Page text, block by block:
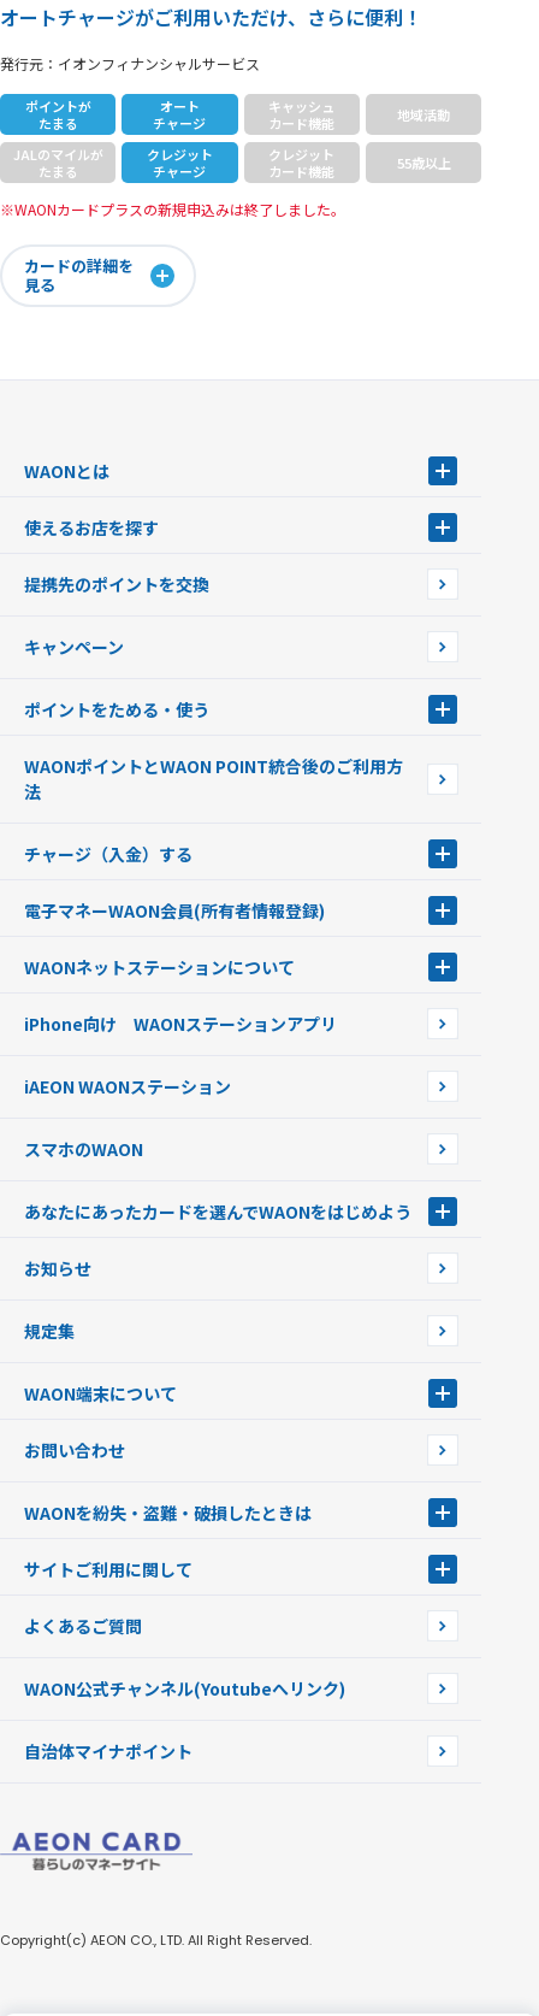
オートチャージがご利用いただけ、さらに便利！
発行元：イオンフィナンシャルサービス
ポイントが
たまる
オート
チャージ
キャッシュ
カード機能 地域活動
JALのマイルが
たまる
クレジット
チャージ
クレジット
カード機能 55歳以上
WAONカードプラスの新規申込みは終了しました。
カードの詳細を
見る
WAONとは
WAONを申込む
インターネット上でのお買い物について（ネット決済）
使えるお店を探す
店舗検索
イオン銀行ATM設置場所
提携先のポイントを交換
キャンペーン
ポイントをためる・使う
ポイントの有効期限について
WAONポイントとWAON POINT統合後のご利用方
法
チャージ（入金）する
現金でチャージする
銀行口座・ATMからチャージする
オートチャージ
ポイントからチャージする
チャージ上限金額の変更について
電子マネーWAON会員(所有者情報登録)
WAON POINTサービス会員登録に伴う個人データの共同利用のお知
WAONネットステーションについて
WAONネットステーションWAON端末について
iPhone向け WAONステーションアプリ
iAEON WAONステーション
スマホのWAON
あなたにあったカードを選んでWAONをはじめよう
フードバンク応援WAON
ご当地WAON
G.G WAON
WAONカード・WAONカードプラス
モバイルWAON
提携WAONカード
お知らせ
規定集
WAON端末について
WAONネットステーション
新型WAONステーション
WAONチャージャーmini
お問い合わせ
WAONを紛失・盗難・破損したときは
WAONカードの拾得について
サイトご利用に関して
企業情報
よくあるご質問
WAON公式チャンネル(Youtubeへリンク)
自治体マイナポイント
Copyright(c) AEON CO., LTD. All Right Reserved.